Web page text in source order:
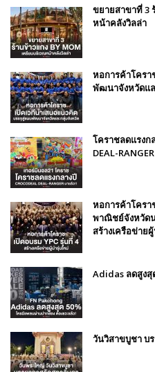
ขยายสาขาที่ 3
หน้าคลังวิลล่า
หอการค้าโครา
พัฒนาจังหวัดแ
โคราชลดแรงก
DEAL-
หอการค้าโคร
พาณิชย์จังหวัดน
สร้างเครือข่าย
Adidas ลดสูงสุ
วันวิสาขบูชา บ